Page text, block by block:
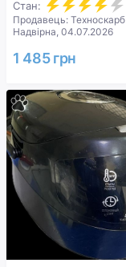
Стан:
Продавець: Техноскарб
Надвірна, 04.07.2026
1 485 грн